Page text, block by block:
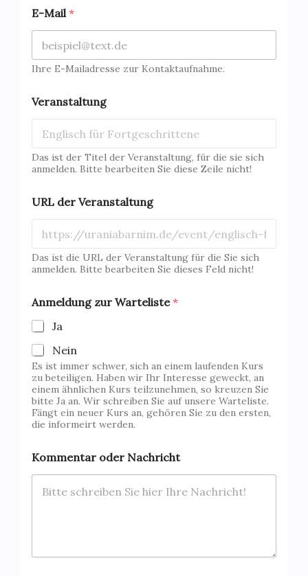
E-Mail*
Ihre E-Mailadresse zur Kontaktaufnahme.
Veranstaltung
Das ist der Titel der Veranstaltung, für die sie sich
anmelden. Bitte bearbeiten Sie diese Zeile nicht!
URL der Veranstaltung
Das ist die URL der Veranstaltung für die Sie sich
anmelden. Bitte bearbeiten Sie dieses Feld nicht!
Anmeldung zur Warteliste*
Ja
Nein
Es ist immer schwer, sich an einem laufenden Kurs
zu beteiligen. Haben wir Ihr Interesse geweckt, an
einem ähnlichen Kurs teilzunehmen, so kreuzen Sie
bitte Ja an. Wir schreiben Sie auf unsere Warteliste.
Fängt ein neuer Kurs an, gehören Sie zu den ersten,
die informeirt werden.
Kommentar oder Nachricht